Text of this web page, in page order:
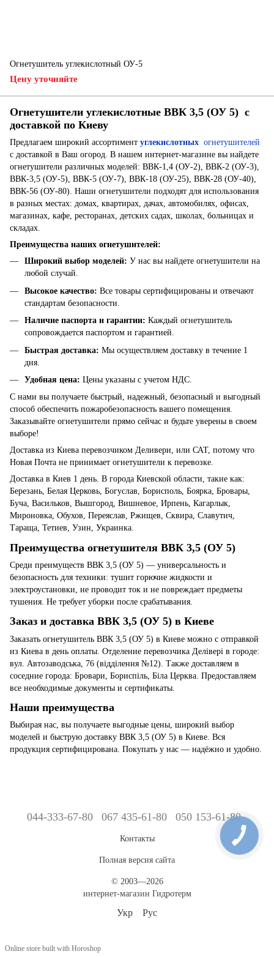
Огнетушитель углекислотный ОУ-5
Цену уточняйте
Огнетушители углекислотные ВВК 3,5 (ОУ 5) с
доставкой по Киеву
Предлагаем широкий ассортимент углекислотных огнетушителей
с доставкой в ​​Ваш огород. В нашем интернет-магазине вы найдете
огнетушители различных моделей: ВВК-1,4 (ОУ-2), ВВК-2 (ОУ-3),
ВВК-3,5 (ОУ-5), ВВК-5 (ОУ-7), ВВК-18 (ОУ-25), ВВК-28 (ОУ-40),
ВВК-56 (ОУ-80). Наши огнетушители подходят для использования
в разных местах: домах, квартирах, дачах, автомобилях, офисах,
магазинах, кафе, ресторанах, детских садах, школах, больницах и
складах.
Преимущества наших огнетушителей:
Широкий выбор моделей: У нас вы найдете огнетушители на
любой случай.
Высокое качество: Все товары сертифицированы и отвечают
стандартам безопасности.
Наличие паспорта и гарантии: Каждый огнетушитель
сопровождается паспортом и гарантией.
Быстрая доставка: Мы осуществляем доставку в течение 1
дня.
Удобная цена: Цены указаны с учетом НДС.
С нами вы получаете быстрый, надежный, безопасный и выгодный
способ обеспечить пожаробезопасность вашего помещения.
Заказывайте огнетушители прямо сейчас и будьте уверены в своем
выборе!
Доставка из Киева перевозчиком Деливери, или САТ, потому что
Новая Почта не принимает огнетушители к перевозке.
Доставка в Киев 1 день. В города Киевской области, такие как:
Березань, Белая Церковь, Богуслав, Борисполь, Боярка, Бровары,
Буча, Васильков, Вышгород, Вишневое, Ирпень, Кагарлык,
Мироновка, Обухов, Переяслав, Ржищев, Сквира, Славутич,
Тараща, Тетиев, Узин, Украинка.
Преимущества огнетушителя ВВК 3,5 (ОУ 5)
Среди преимуществ ВВК 3,5 (ОУ 5) — универсальность и
безопасность для техники: тушит горючие жидкости и
электроустановки, не проводит ток и не повреждает предметы
тушения. Не требует уборки после срабатывания.
Заказ и доставка ВВК 3,5 (ОУ 5) в Киеве
Заказать огнетушитель ВВК 3,5 (ОУ 5) в Киеве можно с отправкой
из Киева в день оплаты. Отделение перевозчика Делівері в городе:
вул. Автозаводська, 76 (відділення №12). Также доставляем в
соседние города: Бровари, Бориспіль, Біла Церква. Предоставляем
все необходимые документы и сертификаты.
Наши преимущества
Выбирая нас, вы получаете выгодные цены, широкий выбор
моделей и быструю доставку ВВК 3,5 (ОУ 5) в Киеве. Вся
продукция сертифицирована. Покупать у нас — надёжно и удобно.
044-333-67-80 067 435-61-80 050 153-61-80
Контакты
Полная версия сайта
© 2003—2026
интернет-магазин Гидротерм
Укр Рус
Online store built with Horoshop